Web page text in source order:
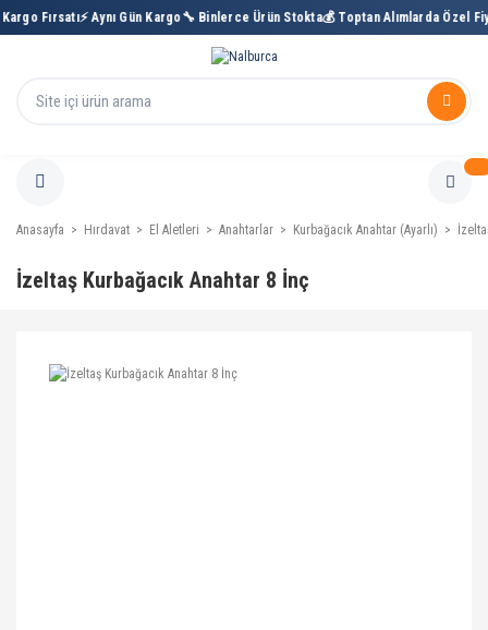
Fırsatı⚡ Aynı Gün Kargo🔧 Binlerce Ürün Stokta💰 Toptan Alımlarda Özel
Anasayfa Hırdavat El Aletleri Anahtarlar Kurbağacık Anahtar (Ayarlı)
İzeltaş Kurbağacık Anahtar 8 İnç